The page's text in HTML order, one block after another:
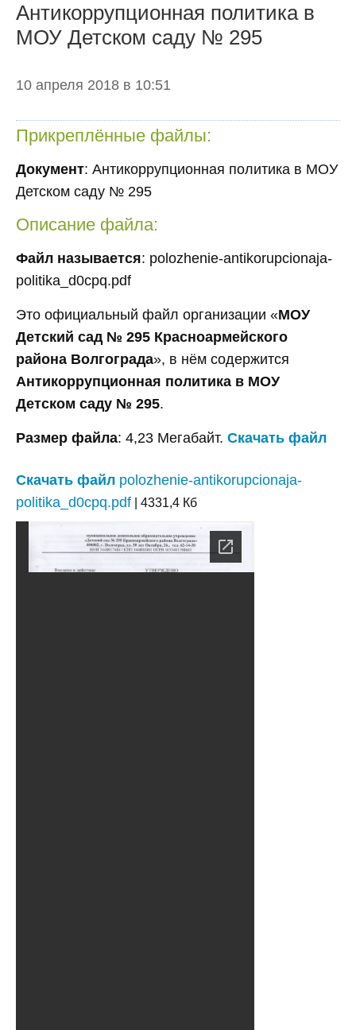
Антикоррупционная политика в
МОУ Детском саду № 295
10 апреля 2018 в 10:51
Прикреплённые файлы:
Документ: Антикоррупционная политика в МОУ
Детском саду № 295
Описание файла:
Файл называется: polozhenie-antikorupcionaja-
politika_d0cpq.pdf
Это официальный файл организации «МОУ
Детский сад № 295 Красноармейского
района Волгограда», в нём содержится
Антикоррупционная политика в МОУ
Детском саду № 295.
Размер файла: 4,23 Мегабайт. Скачать файл
Скачать файл polozhenie-antikorupcionaja-
politika_d0cpq.pdf | 4331,4 Кб